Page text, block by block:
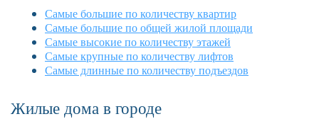
Самые большие по количеству квартир
Самые большие по общей жилой площади
Самые высокие по количеству этажей
Самые крупные по количеству лифтов
Самые длинные по количеству подъездов
Жилые дома в городе